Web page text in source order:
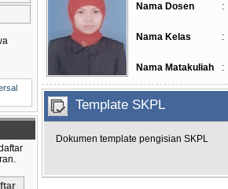
Nama Dosen :
Nama Kelas :
Nama Matakuliah :
Template SKPL
Dokumen template pengisian SKPL